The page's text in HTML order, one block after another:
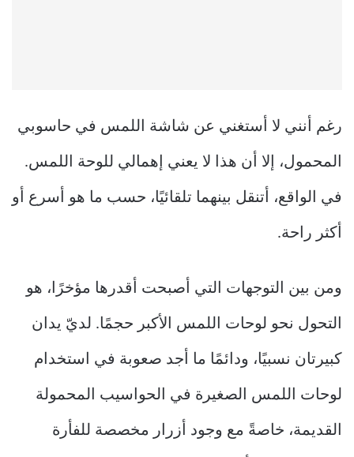
رغم أنني لا أستغني عن شاشة اللمس في حاسوبي
المحمول، إلا أن هذا لا يعني إهمالي للوحة اللمس.
في الواقع، أتنقل بينهما تلقائيًا، حسب ما هو أسرع أو
أكثر راحة.
ومن بين التوجهات التي أصبحت أقدرها مؤخرًا، هو
التحول نحو لوحات اللمس الأكبر حجمًا. لديّ يدان
كبيرتان نسبيًا، ودائمًا ما أجد صعوبة في استخدام
لوحات اللمس الصغيرة في الحواسيب المحمولة
القديمة، خاصةً مع وجود أزرار مخصصة للفأرة